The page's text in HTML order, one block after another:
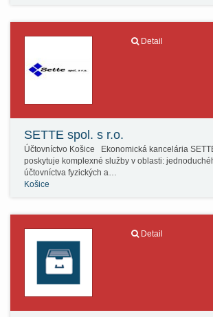
Detail
SETTE spol. s r.o.
Účtovníctvo Košice Ekonomická kancelária
poskytuje komplexné služby v oblasti:
účtovníctva fyzických a…
Košice
Detail